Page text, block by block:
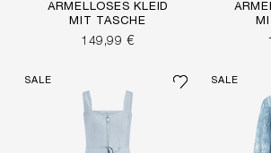
ÄRMELLOSES KLEID
MIT TASCHE
149,99 €
SALE SALE